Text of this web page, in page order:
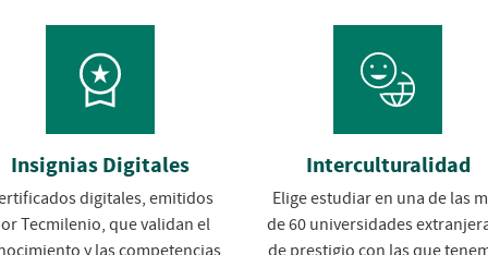
Insignias Digitales
digitales, emitidos
Tecmilenio, que validan el
y las competencias
Interculturalidad
Elige estudiar en una de las
de 60 universidades
de prestigio con las que